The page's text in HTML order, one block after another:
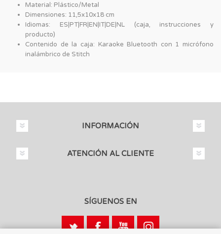
Material: Plástico/Metal
Dimensiones: 11,5x10x18 cm
Idiomas: ES|PT|FR|EN|IT|DE|NL (caja, instrucciones y
producto)
Contenido de la caja: Karaoke Bluetooth con 1 micrófono
inalámbrico de Stitch
INFORMACIÓN
ATENCIÓN AL CLIENTE
SÍGUENOS EN